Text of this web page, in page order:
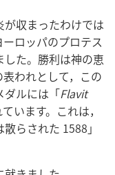
収まったわけでは
ロッパのプロテス
た。勝利は神の恵
われとして，この
ダルには「Flavit
います。これは，
らされた 1588」